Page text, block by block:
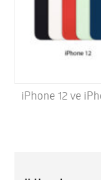
iPhone 12 ve